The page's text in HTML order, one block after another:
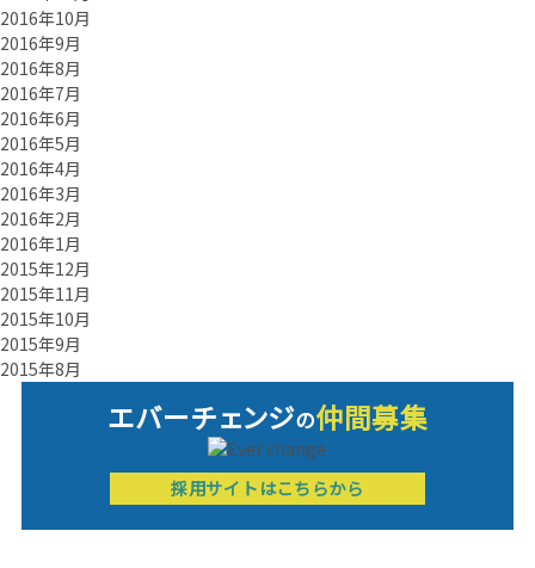
2016年10月
2016年9月
2016年8月
2016年7月
2016年6月
2016年5月
2016年4月
2016年3月
2016年2月
2016年1月
2015年12月
2015年11月
2015年10月
2015年9月
2015年8月
エバーチェンジの仲間募集
採用サイトはこちらから